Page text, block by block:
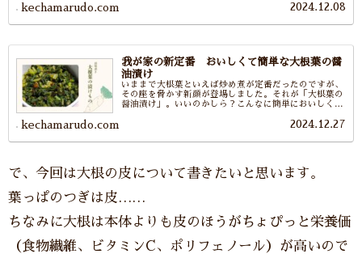
kechamarudo.com 2024.12.08
我が家の新定番 おいしくて簡単な大根葉の醤
油漬け
いままで大根葉といえば炒め煮が定番だったのですが、
その座を脅かす新顔が登場しました。それが「大根葉の
醤油漬け」。いいのかしら？こんなに簡単においしくで
kechamarudo.com 2024.12.27
で、今回は大根の皮について書きたいと思います。
葉っぱのつぎは皮……
ちなみに大根は本体よりも皮のほうがちょぴっと栄養価
（食物繊維、ビタミンC、ポリフェノール）が高いので